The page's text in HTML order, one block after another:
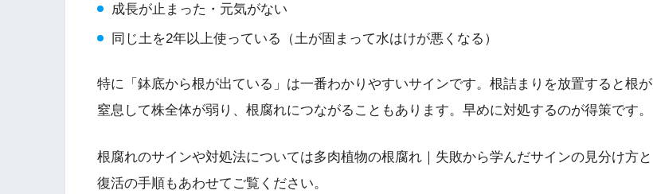
成長が止まった・元気がない
同じ土を2年以上使っている（土が固まって水はけが悪くなる）
特に「鉢底から根が出ている」は一番わかりやすいサインです。根詰まりを放置すると根が
窒息して株全体が弱り、根腐れにつながることもあります。早めに対処するのが得策です。
根腐れのサインや対処法については多肉植物の根腐れ｜失敗から学んだサインの見分け方と
復活の手順もあわせてご覧ください。